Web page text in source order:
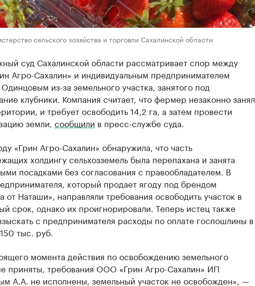
сельского хозяйства и торговли Сахалинской области
суд Сахалинской области рассматривает спор между
Агро-Сахалин» и индивидуальным предпринимателем
из-за земельного участка, занятого под
клубники. Компания считает, что фермер незаконно занял
и требует освободить 14,2 га, а затем провести
земли, сообщили в пресс-службе суда.
«Грин Агро-Сахалин» обнаружила, что часть
холдингу сельхозземель была перепахана и занята
посадками без согласования с правообладателем. В
который продает ягоду под брендом
от Наташи», направляли требования освободить участок в
срок, однако их проигнорировали. Теперь истец также
с предпринимателя расходы по оплате госпошлины в
тыс. руб.
момента действия по освобождению земельного
приняты, требования ООО «Грин Агро-Сахалин» ИП
А.А. не исполнены, земельный участок не освобожден», —